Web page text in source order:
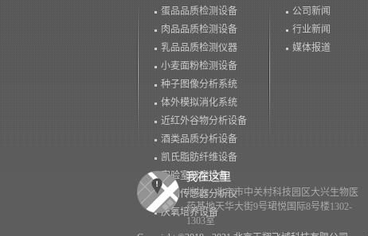
蛋品品质检测设备
肉品品质检测设备
乳品品质检测仪器
小麦面粉检测设备
种子图像分析系统
体外模拟消化系统
近红外谷物分析设备
酒类品质分析设备
凯氏脂肪纤维设备
实验室研磨设备
生物传感器分析仪
厌氧培养设备
公司新闻
行业新闻
媒体报道
地址：北京市中关村科技园区大兴生物医
药基地天华大街9号珺悦国际8号楼1302-
1303室